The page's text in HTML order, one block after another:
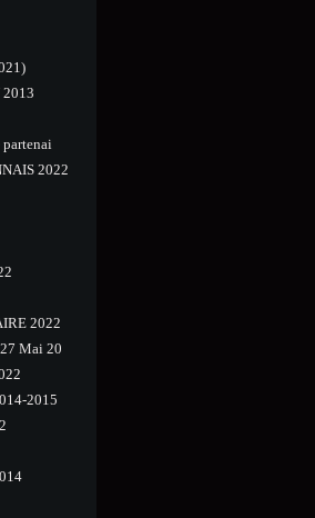
2013
2022
2022
Mai 20
2015